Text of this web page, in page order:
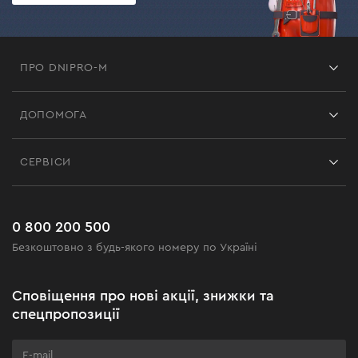
ПРО DNIPRO-M
Чорна п'ятниця
ДОПОМОГА
Поширені запитання
СЕРВІСИ
0 800 200 500
Безкоштовно з будь-якого номеру по Україні
Сповіщення про нові акції, знижки та
спецпропозиції